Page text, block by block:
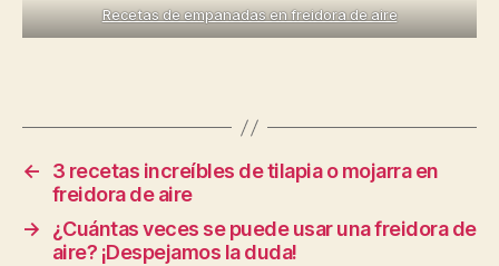
Recetas de empanadas en freidora de aire
←
3 recetas increíbles de tilapia o mojarra en
freidora de aire
→
¿Cuántas veces se puede usar una freidora de
aire? ¡Despejamos la duda!